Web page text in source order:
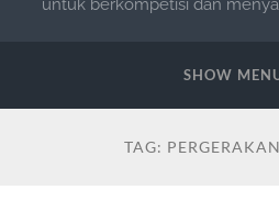
untuk berkompetisi dan
SHOW
TAG: